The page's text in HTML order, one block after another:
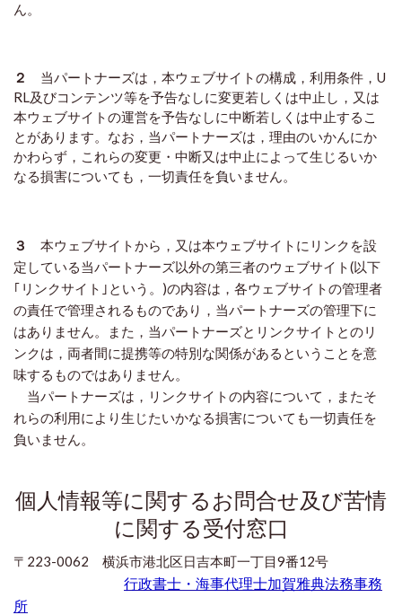
ん。
２
当パートナーズは，本ウェブサイトの構成，利用条件，U
RL及びコンテンツ等を予告なしに変更若しくは中止し，又は
本ウェブサイトの運営を予告なしに中断若しくは中止するこ
とがあります。なお，当パートナーズは，理由のいかんにか
かわらず，これらの変更・中断又は中止によって生じるいか
なる損害についても，一切責任を負いません。
３
本ウェブサイトから，又は本ウェブサイトにリンクを設
定している当パートナーズ以外の第三者のウェブサイト(以下
｢リンクサイト｣という。)の内容は，各ウェブサイトの管理者
の責任で管理されるものであり，当パートナーズの管理下に
はありません。また，当パートナーズとリンクサイトとのリ
ンクは，両者間に提携等の特別な関係があるということを意
味するものではありません。
当パートナーズは，リンクサイトの内容について，またそ
れらの利用により生じたいかなる損害についても一切責任を
負いません。
個人情報等に関するお問合せ及び苦情
に関する受付窓口
〒223-0062 横浜市港北区日吉本町一丁目9番12号
行政書士・海事代理士加賀雅典法務事務
所